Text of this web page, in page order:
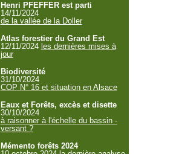
Henri PFEFFER est parti
14/11/2024
de la vallée de la Doller
Atlas forestier du Grand Est
12/11/2024 les dernières mises à
jour
Biodiversité
31/10/2024
COP N° 16 et situation en Alsace
Eaux et Forêts, excès et disette
30/10/2024
à raisonner à l'échelle du bassin -
versant ?
Mémento forêts 2024